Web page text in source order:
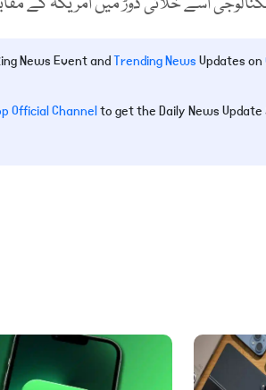
News Event andTrending NewsUpdates on
Official Channelto get the Daily News Update